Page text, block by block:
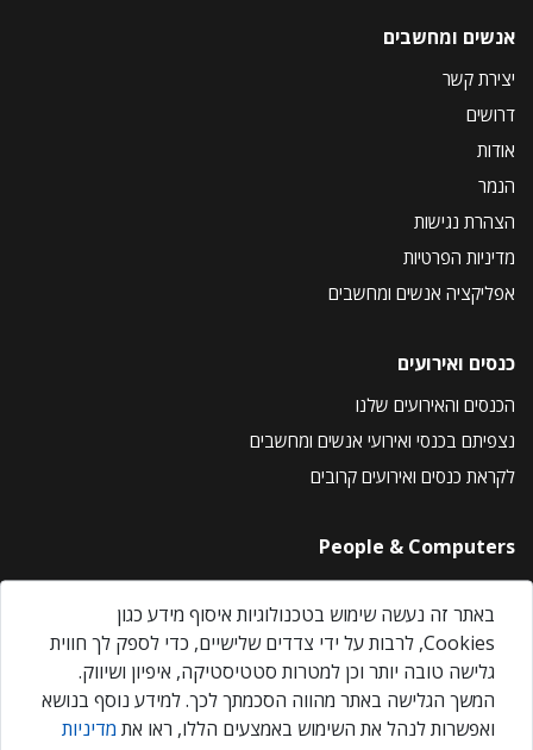
אנשים ומחשבים
יצירת קשר
דרושים
אודות
הנמר
הצהרת נגישות
מדיניות הפרטיות
אפליקציה אנשים ומחשבים
כנסים ואירועים
הכנסים והאירועים שלנו
נצפיתם בכנסי ואירועי אנשים ומחשבים
לקראת כנסים ואירועים קרובים
People & Computers
About Us
Privacy Policy
Contact Us
Our Events
באתר זה נעשה שימוש בטכנולוגיות איסוף מידע כגון
Cookies, לרבות על ידי צדדים שלישיים, כדי לספק לך חווית
גלישה טובה יותר וכן למטרות סטטיסטיקה, איפיון ושיווק.
המשך הגלישה באתר מהווה הסכמתך לכך. למידע נוסף בנושא
ואפשרות לנהל את השימוש באמצעים הללו, ראו את מדיניות